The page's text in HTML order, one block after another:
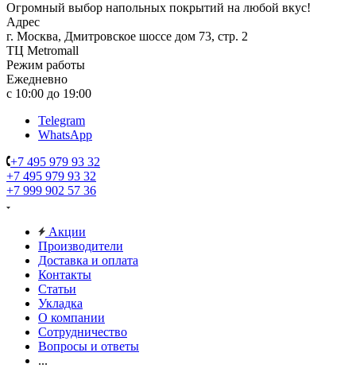
Огромный выбор напольных покрытий на любой вкус!
Адрес
г. Москва, Дмитровское шоссе дом 73, стр. 2
ТЦ Metromall
Режим работы
Ежедневно
с 10:00 до 19:00
Telegram
WhatsApp
+7 495 979 93 32
+7 495 979 93 32
+7 999 902 57 36
Акции
Производители
Доставка и оплата
Контакты
Статьи
Укладка
О компании
Сотрудничество
Вопросы и ответы
...